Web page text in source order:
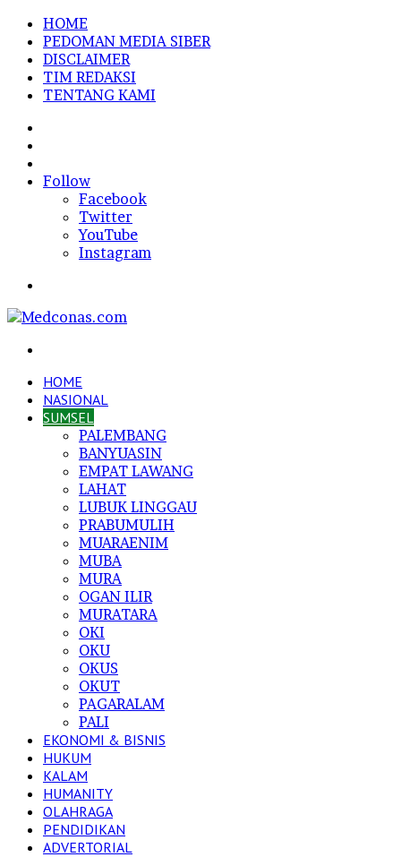
HOME
PEDOMAN MEDIA SIBER
DISCLAIMER
TIM REDAKSI
TENTANG KAMI
In
Follow
Facebook
Twitter
YouTube
Instagram
HOME
NASIONAL
SUMSEL
PALEMBANG
BANYUASIN
EMPAT LAWANG
LAHAT
LUBUK LINGGAU
PRABUMULIH
MUARAENIM
MUBA
MURA
OGAN ILIR
MURATARA
OKI
OKU
OKUS
OKUT
PAGARALAM
PALI
EKONOMI & BISNIS
HUKUM
KALAM
HUMANITY
OLAHRAGA
PENDIDIKAN
ADVERTORIAL